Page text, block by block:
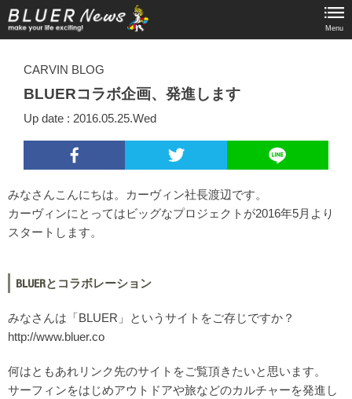
Menu
CARVIN BLOG
BLUERコラボ企画、発進します
Up date : 2016.05.25.Wed
みなさんこんにちは。カーヴィン社長渡辺です。
カーヴィンにとってはビッグなプロジェクトが2016年5月より
スタートします。
BLUERとコラボレーション
みなさんは「BLUER」というサイトをご存じですか？
http://www.bluer.co
何はともあれリンク先のサイトをご覧頂きたいと思います。
サーフィンをはじめアウトドアや旅などのカルチャーを発進し